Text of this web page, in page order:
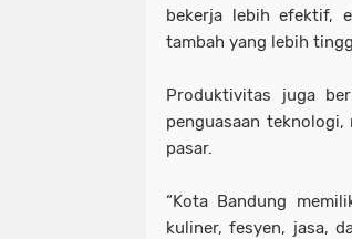
bekerja lebih efektif,
tambah yang lebih
Produktivitas juga
penguasaan teknologi,
pasar.
“Kota Bandung
kuliner, fesyen, jasa,